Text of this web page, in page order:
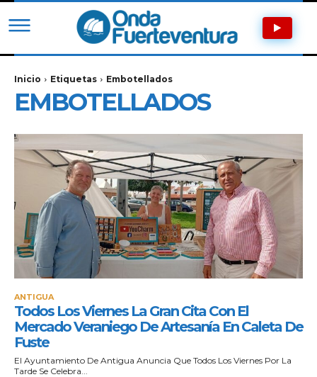
Inicio Etiquetas Embotellados
EMBOTELLADOS
ANTIGUA
Todos Los Viernes La Gran Cita Con El
Mercado Veraniego De Artesanía En Caleta De
Fuste
El Ayuntamiento De Antigua Anuncia Que Todos Los Viernes Por La
Tarde Se Celebra...